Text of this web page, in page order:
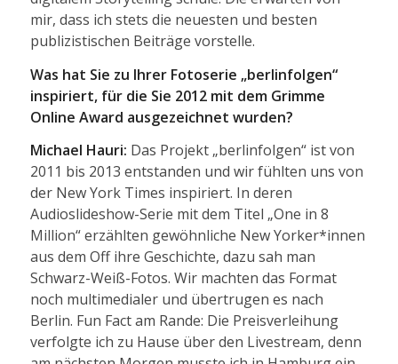
mir, dass ich stets die neuesten und besten
publizistischen Beiträge vorstelle.
Was hat Sie zu Ihrer Fotoserie „berlinfolgen“
inspiriert, für die Sie 2012 mit dem Grimme
Online Award ausgezeichnet wurden?
Michael Hauri: Das Projekt „berlinfolgen“ ist von
2011 bis 2013 entstanden und wir fühlten uns von
der New York Times inspiriert. In deren
Audioslideshow-Serie mit dem Titel „One in 8
Million“ erzählten gewöhnliche New Yorker*innen
aus dem Off ihre Geschichte, dazu sah man
Schwarz-Weiß-Fotos. Wir machten das Format
noch multimedialer und übertrugen es nach
Berlin. Fun Fact am Rande: Die Preisverleihung
verfolgte ich zu Hause über den Livestream, denn